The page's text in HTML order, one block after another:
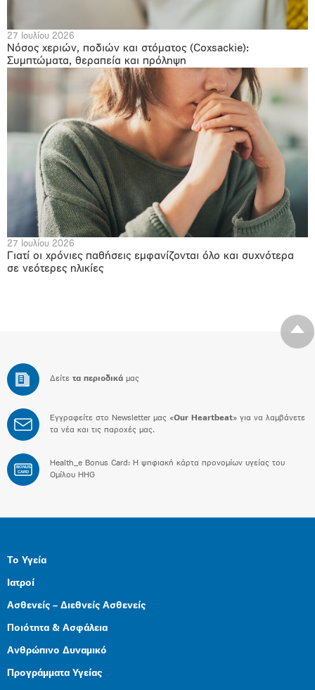
27 Ιουλίου 2026
Νόσος χεριών, ποδιών και στόματος (Coxsackie):
Συμπτώματα, θεραπεία και πρόληψη
27 Ιουλίου 2026
Γιατί οι χρόνιες παθήσεις εμφανίζονται όλο και συχνότερα
σε νεότερες ηλικίες
Δείτε τα περιοδικά μας
Εγγραφείτε στο Newsletter μας «Our Heartbeat» για να λαμβάνετε
τα νέα και τις παροχές μας.
BONUS
CARD
Health_e Bonus Card: H ψηφιακή κάρτα προνομίων υγείας του
Ομίλου HHG
Το Υγεία
Ιατροί
Ασθενείς – Διεθνείς Ασθενείς
Ποιότητα & Ασφάλεια
Ανθρώπινο Δυναμικό
Προγράμματα Υγείας